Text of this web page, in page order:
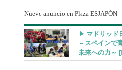
Nuevo anuncio en Plaza ESJAPÓN
▶︎ マドリッド
～スペインで
未来への力～